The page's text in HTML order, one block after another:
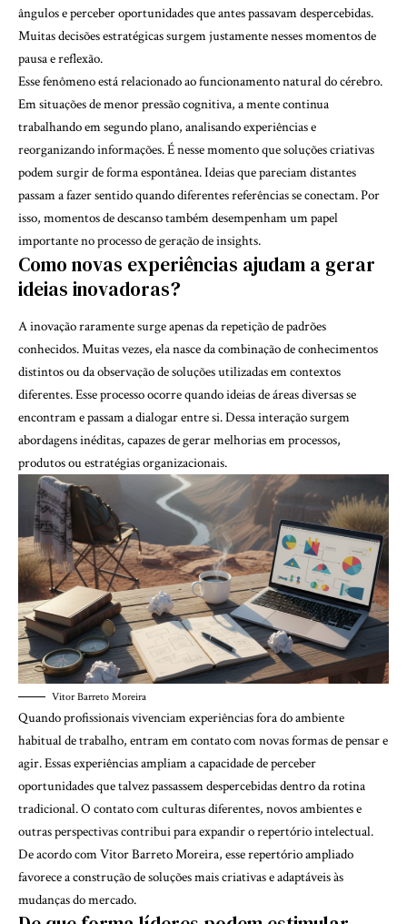
ângulos e perceber oportunidades que antes passavam despercebidas.
Muitas decisões estratégicas surgem justamente nesses momentos de
pausa e reflexão.
Esse fenômeno está relacionado ao funcionamento natural do cérebro.
Em situações de menor pressão cognitiva, a mente continua
trabalhando em segundo plano, analisando experiências e
reorganizando informações. É nesse momento que soluções criativas
podem surgir de forma espontânea. Ideias que pareciam distantes
passam a fazer sentido quando diferentes referências se conectam. Por
isso, momentos de descanso também desempenham um papel
importante no processo de geração de insights.
Como novas experiências ajudam a gerar
ideias inovadoras?
A inovação raramente surge apenas da repetição de padrões
conhecidos. Muitas vezes, ela nasce da combinação de conhecimentos
distintos ou da observação de soluções utilizadas em contextos
diferentes. Esse processo ocorre quando ideias de áreas diversas se
encontram e passam a dialogar entre si. Dessa interação surgem
abordagens inéditas, capazes de gerar melhorias em processos,
produtos ou estratégias organizacionais.
Vitor Barreto Moreira
Quando profissionais vivenciam experiências fora do ambiente
habitual de trabalho, entram em contato com novas formas de pensar e
agir. Essas experiências ampliam a capacidade de perceber
oportunidades que talvez passassem despercebidas dentro da rotina
tradicional. O contato com culturas diferentes, novos ambientes e
outras perspectivas contribui para expandir o repertório intelectual.
De acordo com Vitor Barreto Moreira, esse repertório ampliado
favorece a construção de soluções mais criativas e adaptáveis às
mudanças do mercado.